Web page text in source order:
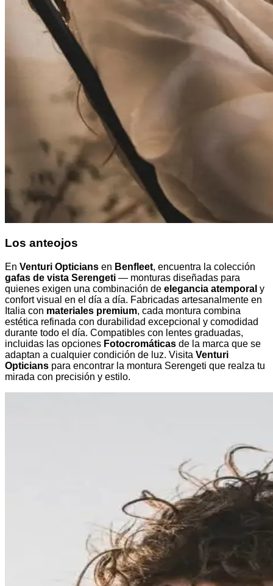
Los anteojos
En Venturi Opticians en Benfleet, encuentra la colección
gafas de vista Serengeti — monturas diseñadas para
quienes exigen una combinación de elegancia atemporal y
confort visual en el día a día. Fabricadas artesanalmente en
Italia con materiales premium, cada montura combina
estética refinada con durabilidad excepcional y comodidad
durante todo el día. Compatibles con lentes graduadas,
incluidas las opciones Fotocromáticas de la marca que se
adaptan a cualquier condición de luz. Visita Venturi
Opticians para encontrar la montura Serengeti que realza tu
mirada con precisión y estilo.